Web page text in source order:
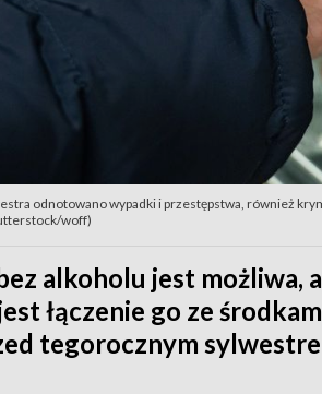
odnotowano wypadki i przestępstwa, również
woff)
alkoholu jest możliwa,
łączenie go ze
tegorocznym